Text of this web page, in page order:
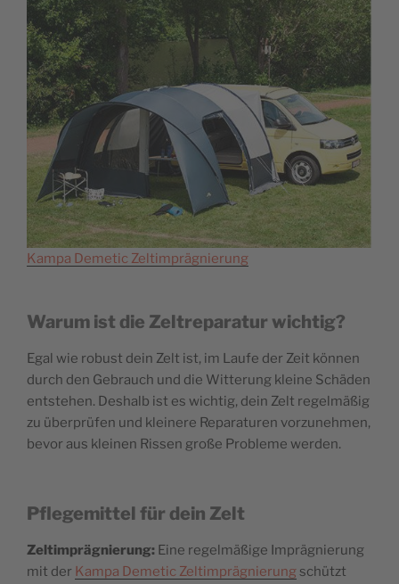
Kampa Demetic Zeltimprägnierung
Warum ist die Zeltreparatur wichtig?
Egal wie robust dein Zelt ist, im Laufe der Zeit können
durch den Gebrauch und die Witterung kleine Schäden
entstehen. Deshalb ist es wichtig, dein Zelt regelmäßig
zu überprüfen und kleinere Reparaturen vorzunehmen,
bevor aus kleinen Rissen große Probleme werden.
Pflegemittel für dein Zelt
Zeltimprägnierung: Eine regelmäßige Imprägnierung
mit der Kampa Demetic Zeltimprägnierungschützt